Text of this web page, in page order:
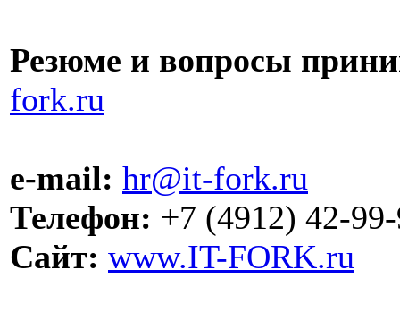
Резюме и вопросы
fork.ru
e-mail: hr@it-fork.ru
Телефон: +7 (4912) 42-
Сайт: www.IT-FORK.ru